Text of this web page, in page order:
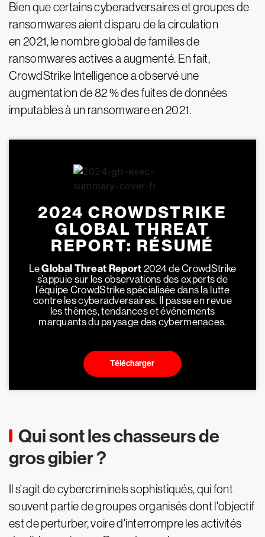
Bien que certains cyberadversaires et groupes de
ransomwares aient disparu de la circulation
en 2021, le nombre global de familles de
ransomwares actives a augmenté. En fait,
CrowdStrike Intelligence a observé une
augmentation de 82 % des fuites de données
imputables à un ransomware en 2021.
2024 CROWDSTRIKE
GLOBAL THREAT
REPORT: RÉSUMÉ
LeGlobal Threat Report 2024 de CrowdStrike
s’appuie sur les observations des experts de
l’équipe CrowdStrike spécialisée dans la lutte
contre les cyberadversaires. Il passe en revue
les thèmes, tendances et événements
marquants du paysage des cybermenaces.
Télécharger
Qui sont les chasseurs de
gros gibier ?
Il s'agit de cybercriminels sophistiqués, qui font
souvent partie de groupes organisés dont l'objectif
est de perturber, voire d'interrompre les activités